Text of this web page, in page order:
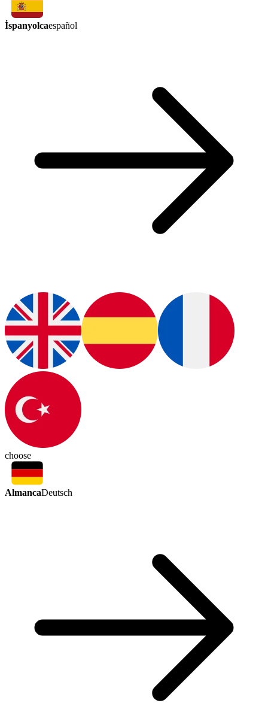
İspanyolcaespañol
choose
AlmancaDeutsch